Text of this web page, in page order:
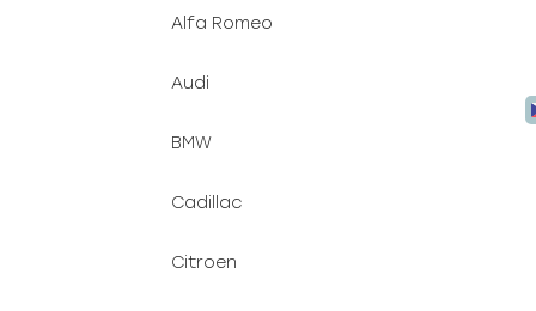
Alfa Romeo
Audi
BMW
Cadillac
Citroen